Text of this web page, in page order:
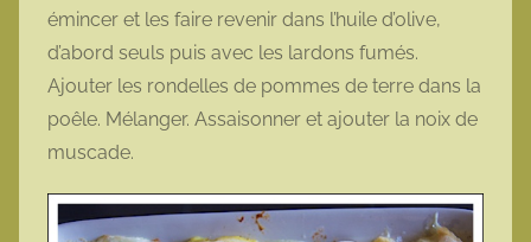
émincer et les faire revenir dans l’huile d’olive,
d’abord seuls puis avec les lardons fumés.
Ajouter les rondelles de pommes de terre dans la
poêle. Mélanger. Assaisonner et ajouter la noix de
muscade.